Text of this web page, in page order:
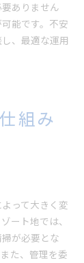
ありません
能です。不安
、最適な運用
組み
って大きく変
ート地では、
が必要とな
た、管理を委